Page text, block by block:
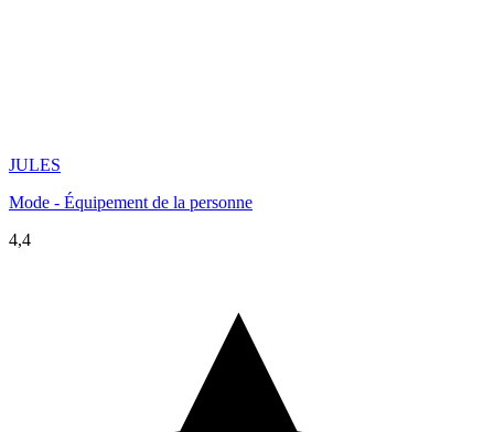
JULES
Mode - Équipement de la personne
4,4